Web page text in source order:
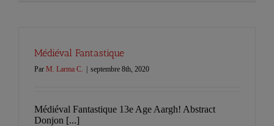
Médiéval Fantastique
Par M. Larma C. septembre 8th, 2020
Médiéval Fantastique 13e Age Aargh! Abstract
Donjon [...]